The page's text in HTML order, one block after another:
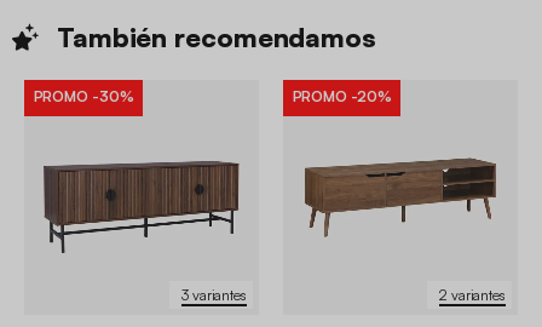
También recomendamos
3 variantes
PROMO -30%
2 variantes
PROMO -20%